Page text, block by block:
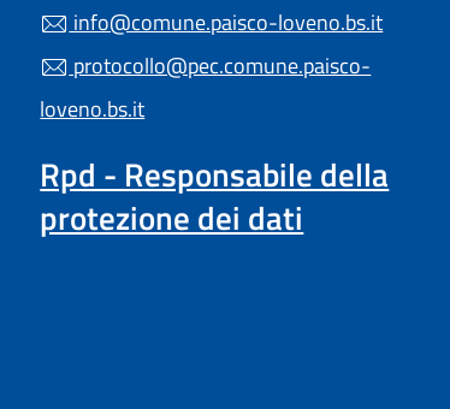
info@comune.paisco-loveno.bs.it
protocollo@pec.comune.paisco-
loveno.bs.it
Rpd - Responsabile della
protezione dei dati